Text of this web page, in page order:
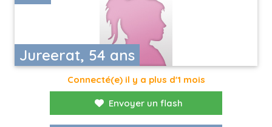
Jureerat, 54 ans
Connecté(e) il y a plus d'1 mois
Envoyer un flash